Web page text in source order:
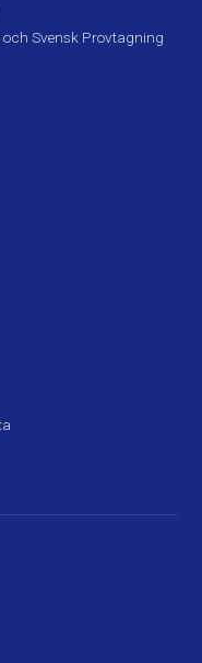
och Svensk Provtagning